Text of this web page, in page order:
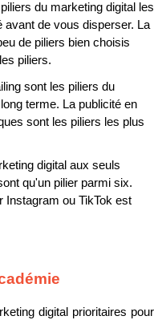
du marketing digital les
avant de vous disperser. La
de piliers bien choisis
piliers.
sont les piliers du
terme. La publicité en
sont les piliers les plus
digital aux seuls
qu'un pilier parmi six.
Instagram ou TikTok est
digital prioritaires pour